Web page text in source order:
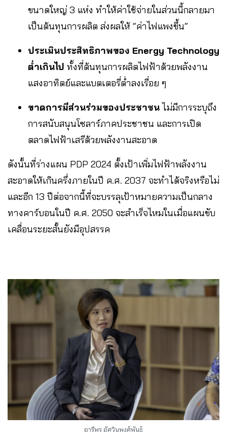
ขนาดใหญ่ 3 แห่ง ทำให้ค่าใช้จ่ายในส่วนนี้กลายมา
เป็นต้นทุนการผลิต ส่งผลให้ “ค่าไฟแพงขึ้น”
ประเมินประสิทธิภาพของ Energy Technology
ต่ำเกินไป ทั้งที่ต้นทุนการผลิตไฟฟ้าด้วยพลังงาน
แสงอาทิตย์และแบตเตอรี่ต่ำลงเรื่อย ๆ
ขาดการมีส่วนร่วมของประชาชน ไม่มีการระบุถึง
การสนับสนุนโซลาร์ภาคประชาชน และการเปิด
ตลาดไฟฟ้าเสรีด้วยพลังงานสะอาด
ดังนั้นที่ร่างแผน PDP 2024 ตั้งเป้าเพิ่มไฟฟ้าพลังงาน
สะอาดให้เกินครึ่งภายในปี ค.ศ. 2037 จะทำได้จริงหรือไม่
และอีก 13 ปีต่อจากนี้ที่จะบรรลุเป้าหมายความเป็นกลาง
ทางคาร์บอนในปี ค.ศ. 2050 จะสำเร็จไหมในเมื่อแผนขับ
เคลื่อนระยะสั้นยังมีอุปสรรค
อารีพร อัศวินพงศ์พันธ์